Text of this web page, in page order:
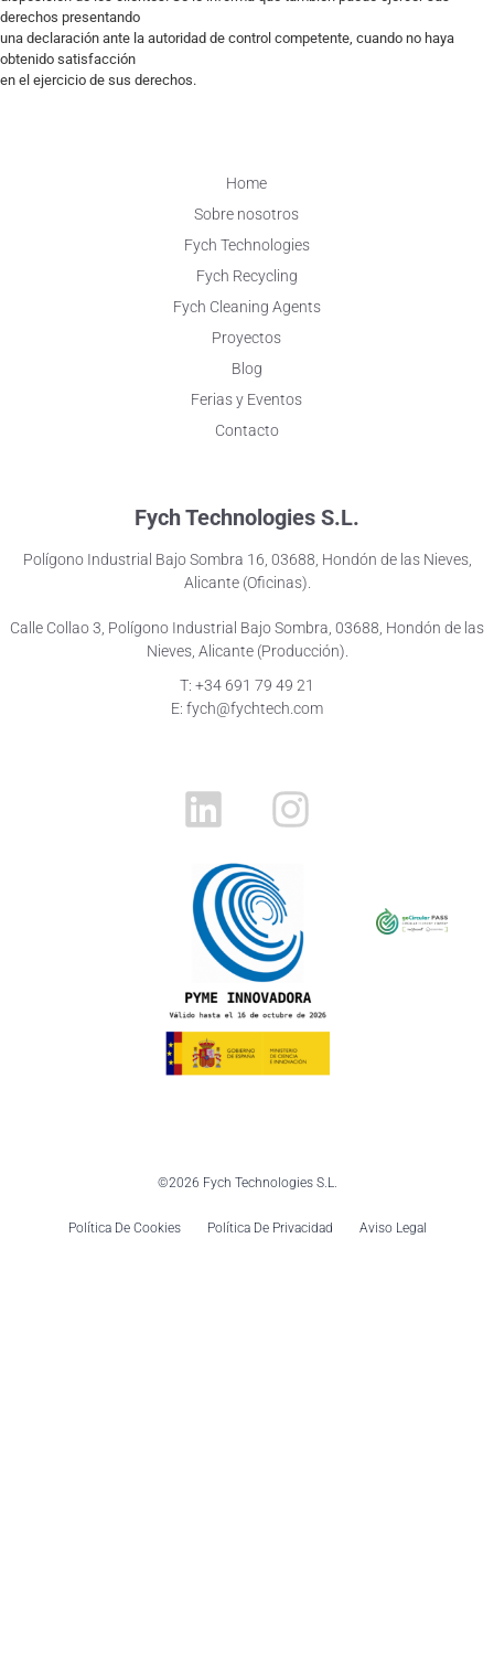
derechos presentando
una declaración ante la autoridad de control competente, cuando no haya
obtenido satisfacción
en el ejercicio de sus derechos.
Home
Sobre nosotros
Fych Technologies
Fych Recycling
Fych Cleaning Agents
Proyectos
Blog
Ferias y Eventos
Contacto
Fych Technologies S.L.
Polígono Industrial Bajo Sombra 16, 03688, Hondón de las Nieves,
Alicante (Oficinas).
Calle Collao 3, Polígono Industrial Bajo Sombra, 03688, Hondón de las
Nieves, Alicante (Producción).
T: +34 691 79 49 21
E: fych@fychtech.com
©2026 Fych Technologies S.L.
Política De Cookies Política De Privacidad Aviso Legal